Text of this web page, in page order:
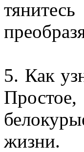
5. Как
Простое,
жизни.